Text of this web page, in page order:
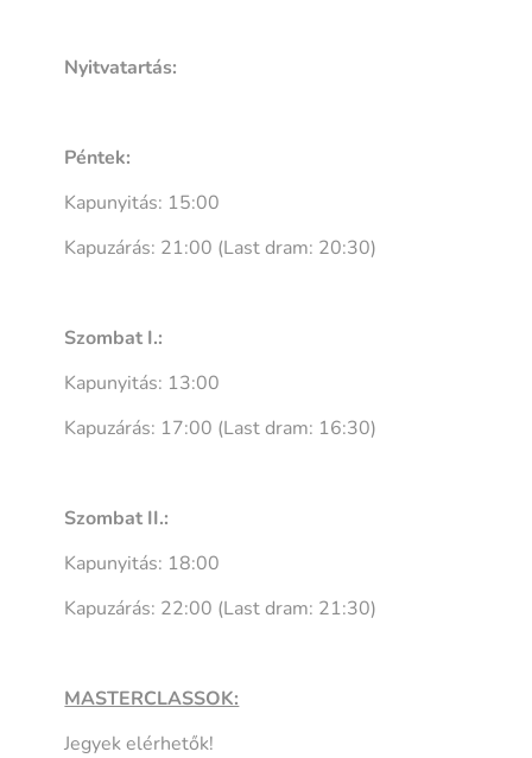
Nyitvatartás:
Péntek:
Kapunyitás: 15:00
Kapuzárás: 21:00 (Last dram: 20:30)
Szombat I.:
Kapunyitás: 13:00
Kapuzárás: 17:00 (Last dram: 16:30)
Szombat II.:
Kapunyitás: 18:00
Kapuzárás: 22:00 (Last dram: 21:30)
MASTERCLASSOK:
Jegyek elérhetők!